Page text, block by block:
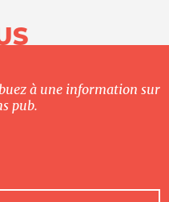
à une information sur
pub.